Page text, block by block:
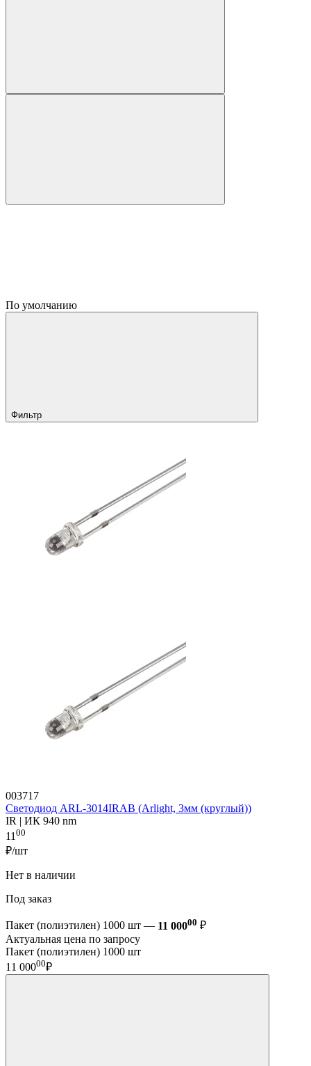
По умолчанию
Фильтр
003717
Светодиод ARL-3014IRAB (Arlight, 3мм (круглый))
IR | ИК 940 nm
1100
₽/шт
Нет в наличии
Под заказ
Пакет (полиэтилен) 1000 шт — 11 00000 ₽
Актуальная цена по запросу
Пакет (полиэтилен) 1000 шт
11 00000₽